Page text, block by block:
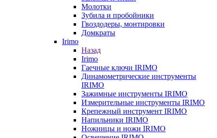
Молотки
Зубила и пробойники
Гвоздодеры, монтировки
Домкраты
Irimo
Назад
Irimo
Гаечные ключи IRIMO
Динамометрические инструменты
IRIMO
Зажимные инструменты IRIMO
Измерительные инструменты IRIMO
Крепежный инструмент IRIMO
Напильники IRIMO
Ножницы и ножи IRIMO